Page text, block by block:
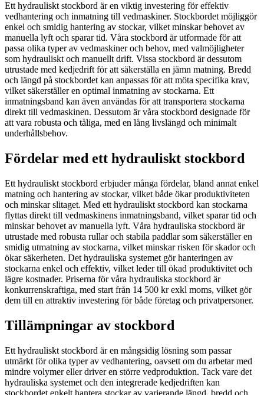
Ett hydrauliskt stockbord är en viktig investering för effektiv
vedhantering och inmatning till vedmaskiner. Stockbordet möjliggör
enkel och smidig hantering av stockar, vilket minskar behovet av
manuella lyft och sparar tid. Våra stockbord är utformade för att
passa olika typer av vedmaskiner och behov, med valmöjligheter
som hydrauliskt och manuellt drift. Vissa stockbord är dessutom
utrustade med kedjedrift för att säkerställa en jämn matning. Bredd
och längd på stockbordet kan anpassas för att möta specifika krav,
vilket säkerställer en optimal inmatning av stockarna. Ett
inmatningsband kan även användas för att transportera stockarna
direkt till vedmaskinen. Dessutom är våra stockbord designade för
att vara robusta och tåliga, med en lång livslängd och minimalt
underhållsbehov.
Fördelar med ett hydrauliskt stockbord
Ett hydrauliskt stockbord erbjuder många fördelar, bland annat enkel
matning och hantering av stockar, vilket både ökar produktiviteten
och minskar slitaget. Med ett hydrauliskt stockbord kan stockarna
flyttas direkt till vedmaskinens inmatningsband, vilket sparar tid och
minskar behovet av manuella lyft. Våra hydrauliska stockbord är
utrustade med robusta rullar och stabila paddlar som säkerställer en
smidig utmatning av stockarna, vilket minskar risken för skador och
ökar säkerheten. Det hydrauliska systemet gör hanteringen av
stockarna enkel och effektiv, vilket leder till ökad produktivitet och
lägre kostnader. Priserna för våra hydrauliska stockbord är
konkurrenskraftiga, med start från 14 500 kr exkl moms, vilket gör
dem till en attraktiv investering för både företag och privatpersoner.
Tillämpningar av stockbord
Ett hydrauliskt stockbord är en mångsidig lösning som passar
utmärkt för olika typer av vedhantering, oavsett om du arbetar med
mindre volymer eller driver en större vedproduktion. Tack vare det
hydrauliska systemet och den integrerade kedjedriften kan
stockbordet enkelt hantera stockar av varierande längd, bredd och